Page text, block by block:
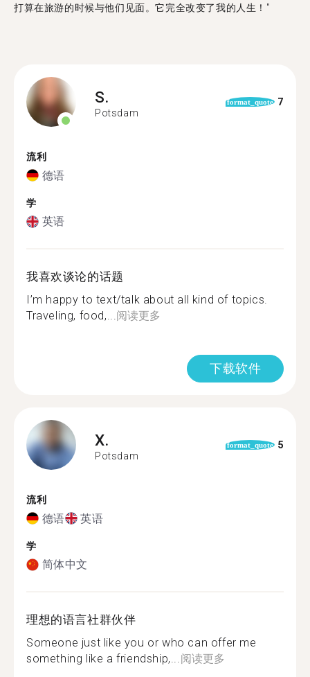
打算在旅游的时候与他们见面。它完全改变了我的人生！"
S.
Potsdam
format_quote 7
流利
德语
学
英语
我喜欢谈论的话题
I’m happy to text/talk about all kind of topics.
Traveling, food,...阅读更多
下载软件
X.
Potsdam
format_quote 5
流利
德语 英语
学
简体中文
理想的语言社群伙伴
Someone just like you or who can offer me
something like a friendship,...阅读更多